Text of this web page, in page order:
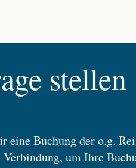
stellen
Buchung der o.g.
um Ihre